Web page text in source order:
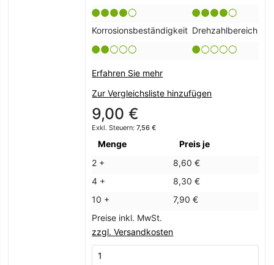
Korrosionsbeständigkeit Drehzahlbereich
Erfahren Sie mehr
Zur Vergleichsliste hinzufügen
9,00 €
7,56 €
Menge
Preis je
2 +
8,60 €
4 +
8,30 €
10 +
7,90 €
Preise inkl. MwSt.
zzgl. Versandkosten